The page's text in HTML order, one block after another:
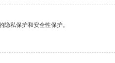
私保护和安全性保护。